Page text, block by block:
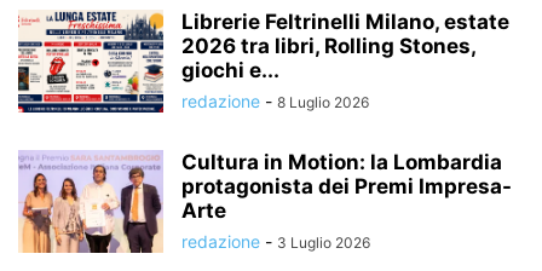
Librerie Feltrinelli Milano, estate
2026 tra libri, Rolling Stones,
giochi e...
redazione - 8 Luglio 2026
Cultura in Motion: la Lombardia
protagonista dei Premi Impresa-
Arte
redazione - 3 Luglio 2026